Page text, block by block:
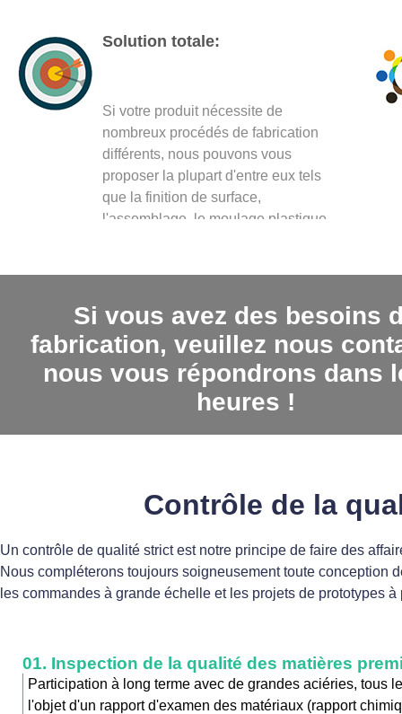
Solution totale:
Si votre produit nécessite de
nombreux procédés de fabrication
différents, nous pouvons vous
proposer la plupart d'entre eux tels
que la finition de surface,
l'assemblage, le moulage plastique,
Si vous avez des besoins
fabrication, veuillez nous
nous vous répondrons dans
heures !
Contrôle de la
Un contrôle de qualité strict est notre principe de faire des
Nous compléterons toujours soigneusement toute conception
les commandes à grande échelle et les projets de prototypes
01. Inspection de la qualité des matières
Participation à long terme avec de grandes aciéries, tous
l'objet d'un rapport d'examen des matériaux (rapport